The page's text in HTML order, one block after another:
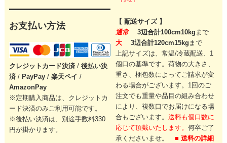
お支払い方法
クレジットカード決済 / 後払い決
済/ PayPay/ 楽天ペイ /
AmazonPay
※定期購入商品は、クレジットカ
ード決済のみご利用可能です。
※後払い決済は、別途手数料330
円が掛かります。
【 配送サイズ 】
通常
3辺合計100cm10kg まで
大
3辺合計120cm15kg まで
上記サイズは、常温/冷蔵配送、1
個口の基準です。荷物の大きさ、
重さ、梱包数によってご請求が変
わる場合がございます。 1回のご
注文でも重量や品目の組み合わせ
により、複数口でお届けになる場
合もございます。送料も個口数に
応じて頂戴いたします。何卒ご了
承くださいませ。■ 送料の詳細